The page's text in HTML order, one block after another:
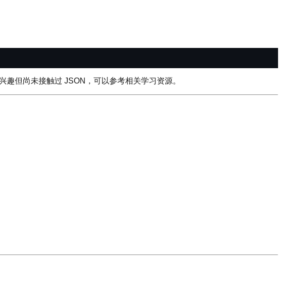
但尚未接触过 JSON，可以参考相关学习资源。